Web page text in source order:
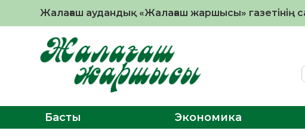
Жалағаш аудандық «Жалағаш жаршысы» газетінің
Басты Экономика